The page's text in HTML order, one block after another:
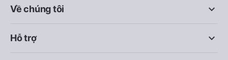
keyboard_arrow_down
Về chúng tôi
keyboard_arrow_down
Hỗ trợ